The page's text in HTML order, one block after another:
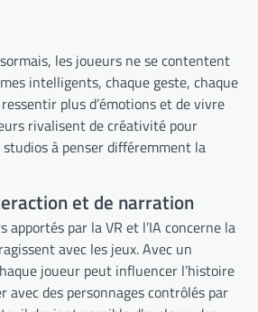
les joueurs ne se contentent
intelligents, chaque geste, chaque
plus d’émotions et de vivre
rivalisent de créativité pour
à penser différemment la
et de narration
apportés par la VR et l’IA concerne la
avec les jeux. Avec un
joueur peut influencer l’histoire
avec des personnages contrôlés par